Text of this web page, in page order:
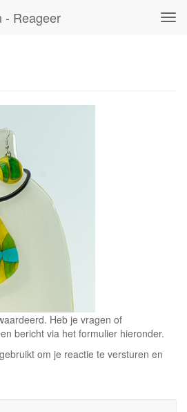
- Reageer
Heb je vragen of
bericht via het formulier hieronder.
om je reactie te versturen en